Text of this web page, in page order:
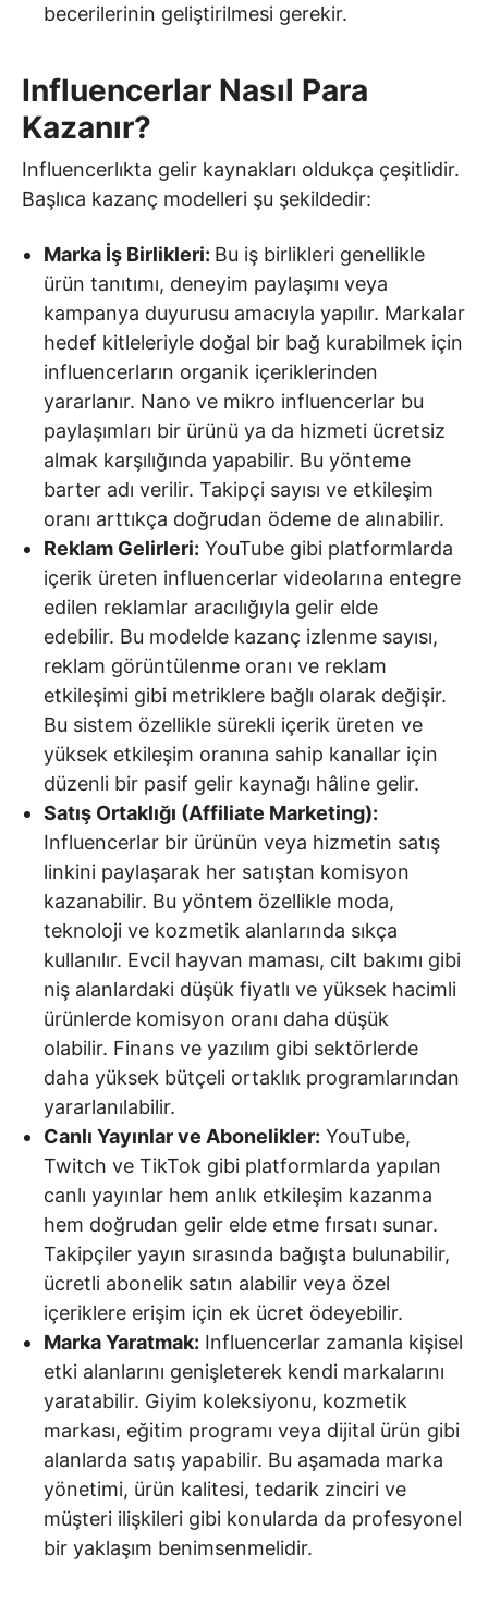
becerilerinin geliştirilmesi gerekir.
Influencerlar Nasıl Para
Kazanır?
Influencerlıkta gelir kaynakları oldukça çeşitlidir.
Başlıca kazanç modelleri şu şekildedir:
Marka İş Birlikleri: Bu iş birlikleri genellikle
ürün tanıtımı, deneyim paylaşımı veya
kampanya duyurusu amacıyla yapılır. Markalar
hedef kitleleriyle doğal bir bağ kurabilmek için
influencerların organik içeriklerinden
yararlanır. Nano ve mikro influencerlar bu
paylaşımları bir ürünü ya da hizmeti ücretsiz
almak karşılığında yapabilir. Bu yönteme
barter adı verilir. Takipçi sayısı ve etkileşim
oranı arttıkça doğrudan ödeme de alınabilir.
Reklam Gelirleri: YouTube gibi platformlarda
içerik üreten influencerlar videolarına entegre
edilen reklamlar aracılığıyla gelir elde
edebilir. Bu modelde kazanç izlenme sayısı,
reklam görüntülenme oranı ve reklam
etkileşimi gibi metriklere bağlı olarak değişir.
Bu sistem özellikle sürekli içerik üreten ve
yüksek etkileşim oranına sahip kanallar için
düzenli bir pasif gelir kaynağı hâline gelir.
Satış Ortaklığı (Affiliate Marketing):
Influencerlar bir ürünün veya hizmetin satış
linkini paylaşarak her satıştan komisyon
kazanabilir. Bu yöntem özellikle moda,
teknoloji ve kozmetik alanlarında sıkça
kullanılır. Evcil hayvan maması, cilt bakımı gibi
niş alanlardaki düşük fiyatlı ve yüksek hacimli
ürünlerde komisyon oranı daha düşük
olabilir. Finans ve yazılım gibi sektörlerde
daha yüksek bütçeli ortaklık programlarından
yararlanılabilir.
Canlı Yayınlar ve Abonelikler: YouTube,
Twitch ve TikTok gibi platformlarda yapılan
canlı yayınlar hem anlık etkileşim kazanma
hem doğrudan gelir elde etme fırsatı sunar.
Takipçiler yayın sırasında bağışta bulunabilir,
ücretli abonelik satın alabilir veya özel
içeriklere erişim için ek ücret ödeyebilir.
Marka Yaratmak: Influencerlar zamanla kişisel
etki alanlarını genişleterek kendi markalarını
yaratabilir. Giyim koleksiyonu, kozmetik
markası, eğitim programı veya dijital ürün gibi
alanlarda satış yapabilir. Bu aşamada marka
yönetimi, ürün kalitesi, tedarik zinciri ve
müşteri ilişkileri gibi konularda da profesyonel
bir yaklaşım benimsenmelidir.